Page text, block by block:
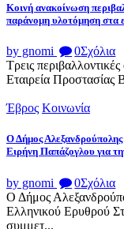
Κοινή ανακοίνωση
παράνομη υλοτόμηση στα
by gnomi 0Σχόλια
Τρεις
Εταιρεία Προστασίας
Έβρος Κοινωνία
Ο Δήμος Αλεξανδρούπολης
Ειρήνη Παπάζογλου για
by gnomi 0Σχόλια
Ο Δήμος
Ελληνικού Ερυθρού
συμμετ...